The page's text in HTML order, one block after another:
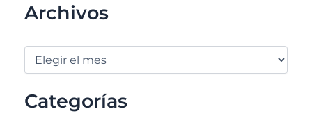
Archivos
Categorías